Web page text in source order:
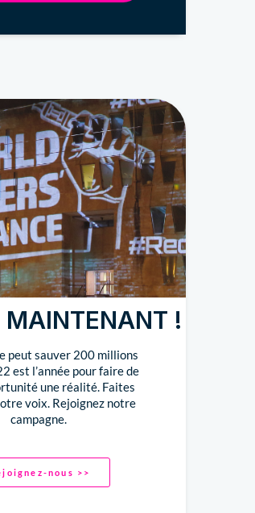
MAINTENANT !
peut sauver 200 millions
est l’année pour faire de
une réalité. Faites
voix. Rejoignez notre
campagne.
nous >>